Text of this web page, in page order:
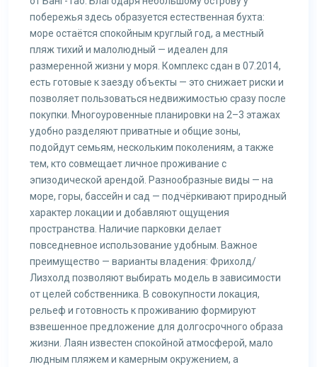
побережья здесь образуется естественная бухта:
море остаётся спокойным круглый год, а местный
пляж тихий и малолюдный — идеален для
размеренной жизни у моря. Комплекс сдан в 07.2014,
есть готовые к заезду объекты — это снижает риски и
позволяет пользоваться недвижимостью сразу после
покупки. Многоуровенные планировки на 2–3 этажах
удобно разделяют приватные и общие зоны,
подойдут семьям, нескольким поколениям, а также
тем, кто совмещает личное проживание с
эпизодической арендой. Разнообразные виды — на
море, горы, бассейн и сад — подчёркивают природный
характер локации и добавляют ощущения
пространства. Наличие парковки делает
повседневное использование удобным. Важное
преимущество — варианты владения: Фрихолд/
Лизхолд позволяют выбирать модель в зависимости
от целей собственника. В совокупности локация,
рельеф и готовность к проживанию формируют
взвешенное предложение для долгосрочного образа
жизни. Лаян известен спокойной атмосферой, мало
людным пляжем и камерным окружением, а